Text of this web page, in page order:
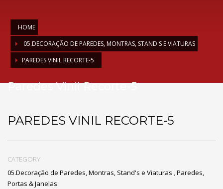
HOME
05.DECORAÇÃO DE PAREDES, MONTRAS, STAND'S E VIATURAS
PAREDES VINIL RECORTE-5
Paredes Vinil Recorte-5
PAREDES VINIL RECORTE-5
CATEGORY
05.Decoração de Paredes, Montras, Stand's e Viaturas ,Paredes,
Portas & Janelas